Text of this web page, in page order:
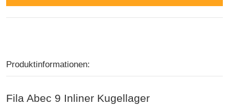
Produktinformationen:
Fila Abec 9 Inliner Kugellager